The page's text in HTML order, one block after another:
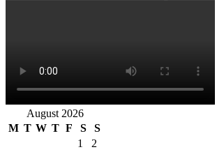
August 2026
M T W T F S
S
1
2